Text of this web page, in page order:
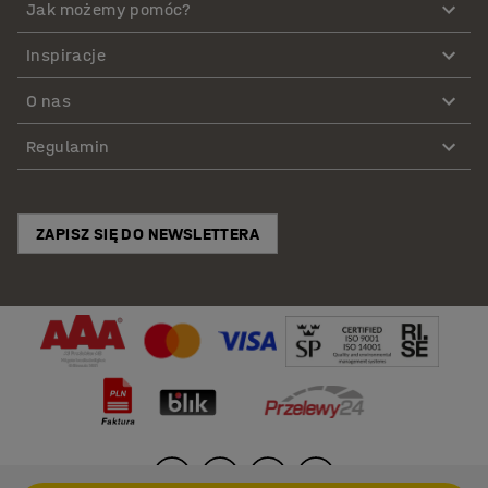
Jak możemy pomóc?
Inspiracje
O nas
Regulamin
ZAPISZ SIĘ DO NEWSLETTERA